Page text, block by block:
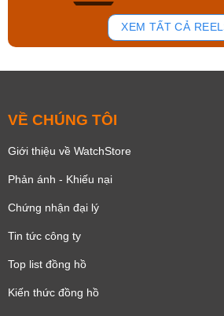
150
XEM TẤT CẢ
VỀ CHÚNG TÔI
Giới thiệu về WatchStore
Phản ánh - Khiếu nại
Chứng nhận đại lý
Tin tức công ty
Top list đồng hồ
Kiến thức đồng hồ